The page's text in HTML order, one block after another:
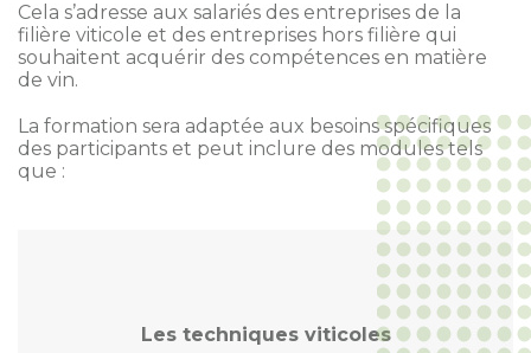
Cela s’adresse aux salariés des entreprises de la
filière viticole et des entreprises hors filière qui
souhaitent acquérir des compétences en matière
de vin.
La formation sera adaptée aux besoins spécifiques
des participants et peut inclure des modules tels
que :
Les techniques viticoles